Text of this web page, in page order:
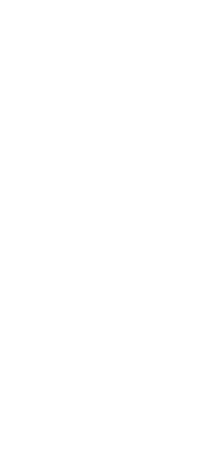
dengan Nasabah